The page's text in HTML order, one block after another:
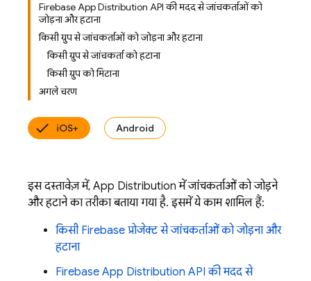
Firebase App Distribution API की मदद से जांचकर्ताओं को
जोड़ना और हटाना
किसी ग्रुप से जांचकर्ताओं को जोड़ना और हटाना
किसी ग्रुप से जांचकर्ता को हटाना
किसी ग्रुप को मिटाना
अगले चरण
iOS+ Android
इस दस्तावेज़ में, App Distribution में जांचकर्ताओं को जोड़ने
और हटाने का तरीका बताया गया है. इसमें ये काम शामिल हैं:
किसी Firebase प्रोजेक्ट से जांचकर्ताओं को जोड़ना और
हटाना
Firebase App Distribution API की मदद से